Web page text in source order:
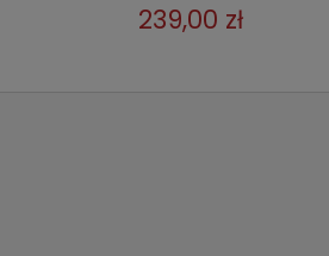
239,00 zł